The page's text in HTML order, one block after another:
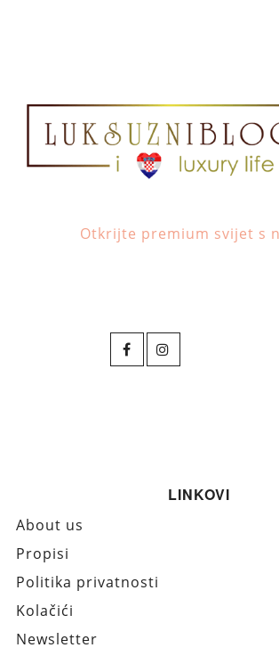
Otkrijte premium svijet s
LINKOVI
About us
Propisi
Politika privatnosti
Kolačići
Newsletter